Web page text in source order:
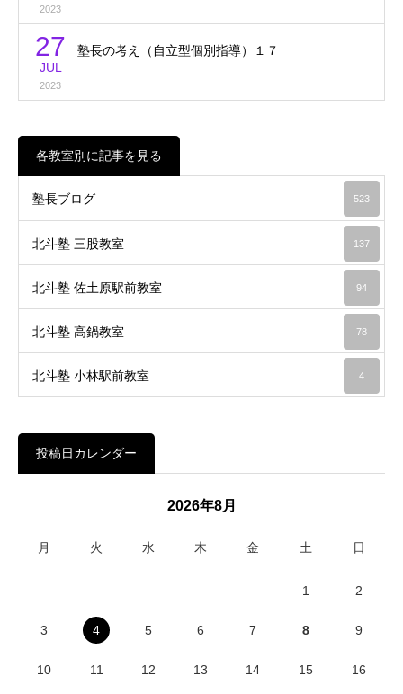
2023
27
JUL
2023
塾長の考え（自立型個別指導）１７
各教室別に記事を見る
塾長ブログ 523
北斗塾 三股教室 137
北斗塾 佐土原駅前教室 94
北斗塾 高鍋教室 78
北斗塾 小林駅前教室 4
投稿日カレンダー
2026年8月
月 火 水 木 金 土 日
1 2
3 4 5 6 7 8 9
10 11 12 13 14 15 16